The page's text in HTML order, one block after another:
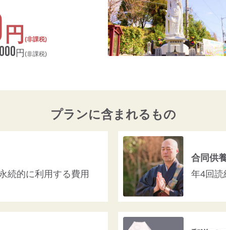
円 (非課税)
円 (非課税)
プランに含まれるもの
続的に利用する費用
合同供
年4回読